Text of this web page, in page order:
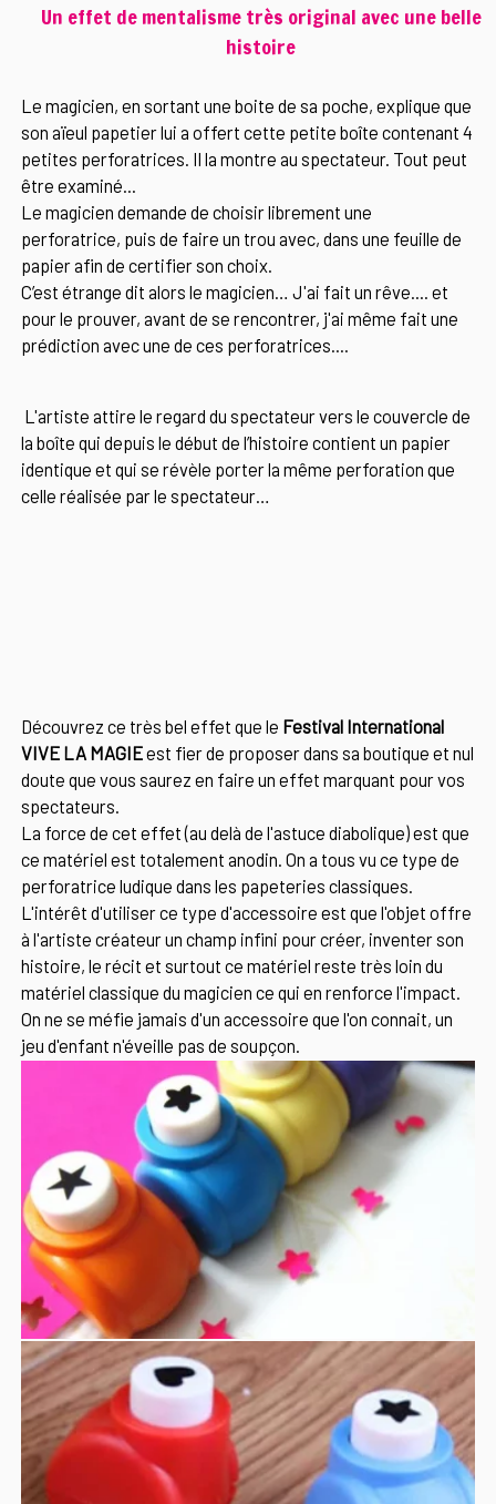
Un effet de mentalisme très original avec une belle
histoire
Le magicien, en sortant une boite de sa poche, explique que
son aïeul papetier lui a offert cette petite boîte contenant 4
petites perforatrices. Il la montre au spectateur. Tout peut
être examiné...
Le magicien demande de choisir librement une
perforatrice, puis de faire un trou avec, dans une feuille de
papier afin de certifier son choix.
C’est étrange dit alors le magicien… J'ai fait un rêve.... et
pour le prouver, avant de se rencontrer, j'ai même fait une
prédiction avec une de ces perforatrices....
L'artiste attire le regard du spectateur vers le couvercle de
la boîte qui depuis le début de l’histoire contient un papier
identique et qui se révèle porter la même perforation que
celle réalisée par le spectateur…
Découvrez ce très bel effet que le Festival International
VIVE LA MAGIEest fier de proposer dans sa boutique et nul
doute que vous saurez en faire un effet marquant pour vos
spectateurs.
La force de cet effet (au delà de l'astuce diabolique) est que
ce matériel est totalement anodin. On a tous vu ce type de
perforatrice ludique dans les papeteries classiques.
L'intérêt d'utiliser ce type d'accessoire est que l'objet offre
à l'artiste créateur un champ infini pour créer, inventer son
histoire, le récit et surtout ce matériel reste très loin du
matériel classique du magicien ce qui en renforce l'impact.
On ne se méfie jamais d'un accessoire que l'on connait, un
jeu d'enfant n'éveille pas de soupçon.